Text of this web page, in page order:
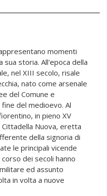
momenti
storia. All'epoca della
nel XIII secolo, risale
nato come arsenale
del Comune e
del medioevo. Al
in pieno XV
Nuova, eretta
della signoria di
le principali vicende
dei secoli hanno
ed assunto
in volta a nuove